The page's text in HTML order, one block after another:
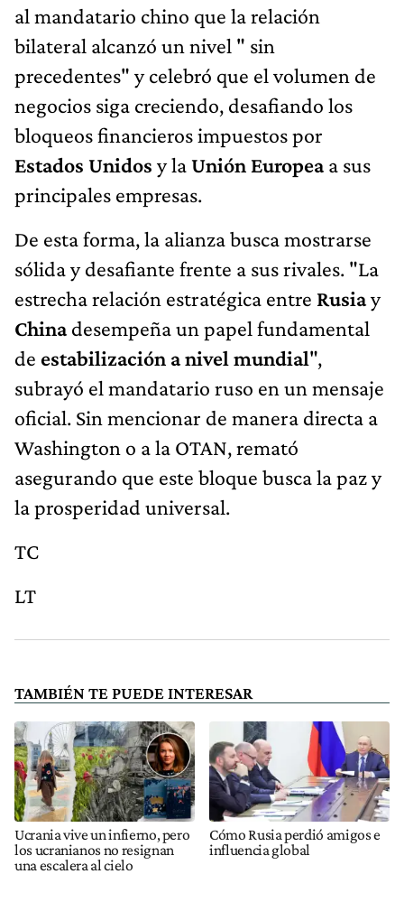
al mandatario chino que la relación
bilateral alcanzó un nivel " sin
precedentes" y celebró que el volumen de
negocios siga creciendo, desafiando los
bloqueos financieros impuestos por
Estados Unidos y laUnión Europeaa sus
principales empresas.
De esta forma, la alianza busca mostrarse
sólida y desafiante frente a sus rivales. "La
estrecha relación estratégica entre Rusiay
Chinadesempeña un papel fundamental
de estabilización a nivel mundial",
subrayó el mandatario ruso en un mensaje
oficial. Sin mencionar de manera directa a
Washington o a la OTAN, remató
asegurando que este bloque busca la paz y
la prosperidad universal.
TC
LT
TAMBIÉN TE PUEDE INTERESAR
Ucrania vive un infierno, pero
los ucranianos no resignan
una escalera al cielo
Cómo Rusia perdió amigos e
influencia global